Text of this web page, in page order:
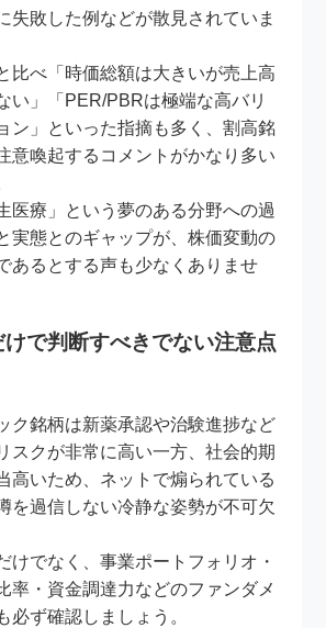
失敗した例などが散見されていま
比べ「時価総額は大きいが売上高
い」「PER/PBRは極端な高バリ
ン」といった指摘も多く、割高銘
意喚起するコメントがかなり多い
医療」という夢のある分野への過
実態とのギャップが、株価変動の
あるとする声も少なくありませ
で判断すべきでない注意点
ク銘柄は新薬承認や治験進捗など
スクが非常に高い一方、社会的期
高いため、ネットで煽られている
を過信しない冷静な姿勢が不可欠
けでなく、事業ポートフォリオ・
率・資金調達力などのファンダメ
必ず確認しましょう。